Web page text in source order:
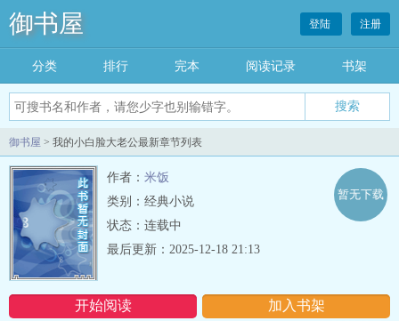
御书屋 登陆 注册
分类 排行 完本 阅读记录 书架
御书屋 > 我的小白脸大老公最新章节列表
作者： 米饭
类别：经典小说
状态：连载中
开始阅读 加入书架
暂无下载
最后更新：2025-12-18 21:13